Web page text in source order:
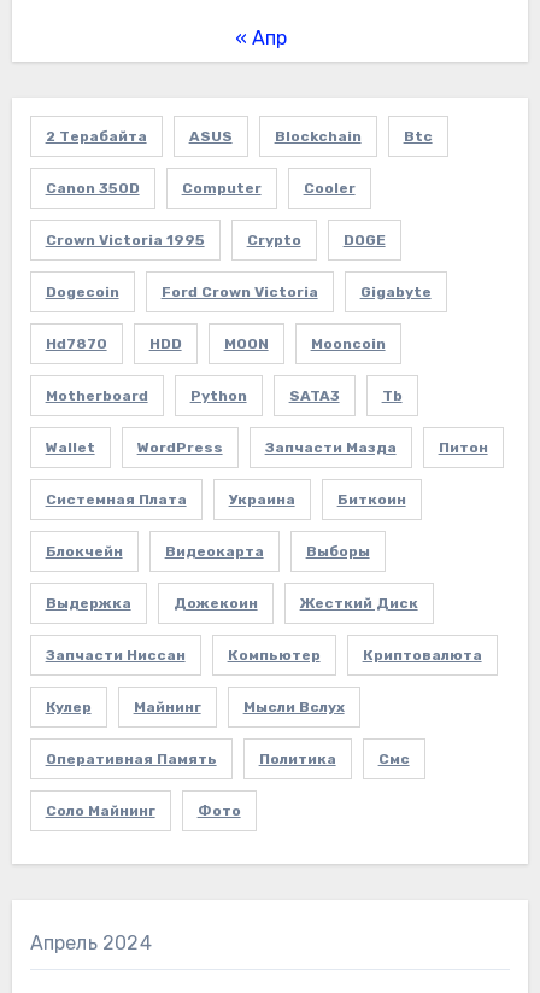
« Апр
2 Терабайта ASUS Blockchain Btc
Canon 350D Computer Cooler
Crown Victoria 1995 Crypto DOGE
Dogecoin Ford Crown Victoria Gigabyte
Hd7870 HDD MOON Mooncoin
Motherboard Python SATA3 Tb
Wallet WordPress Запчасти Мазда Питон
Системная Плата Украина Биткоин
Блокчейн Видеокарта Выборы
Выдержка Дожекоин Жесткий Диск
Запчасти Ниссан Компьютер Криптовалюта
Кулер Майнинг Мысли Вслух
Оперативная Память Политика Смс
Соло Майнинг Фото
Апрель 2024